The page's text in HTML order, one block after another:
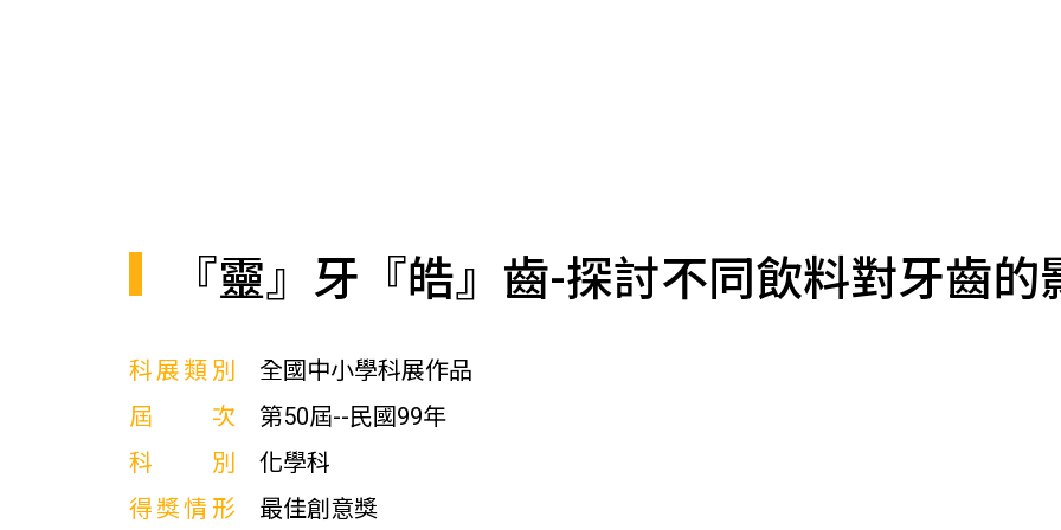
『靈』牙『皓』齒-探討不同飲料對牙齒的
科展類別
全國中小學科展作品
屆次
第50屆--民國99年
科別
化學科
得獎情形
最佳創意獎